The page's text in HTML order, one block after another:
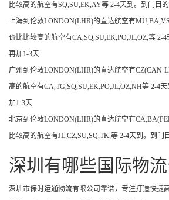
比较高的航空有SQ,SU,EK,AY等 2-4天到。到门目
上海到伦敦LONDON(LHR)的直达航空有
价比比较高的航空有CA,SQ,SU,EK,PO,JL,OZ,等 2-
再加1-3天
广州到伦敦LONDON(LHR)的直达航空有CZ(CAN-
高的航空有CA,TG,SQ,SU,EK,PO,JL,OZ,NH等 2-4
加1-3天
北京到伦敦LONDON(LHR)的直达航空有
比较高的航空有JL,CZ,SU,SQ,TK,等 2-4天到。到门
深圳有哪些国际物
深圳市保时运通物流有限公司靠谱，专注打造快捷